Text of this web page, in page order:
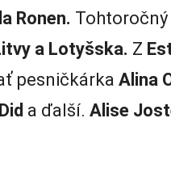
Ronen. Tohtoročný
a Lotyšska. Z
pesničkárka Alina
a ďalší. Alise